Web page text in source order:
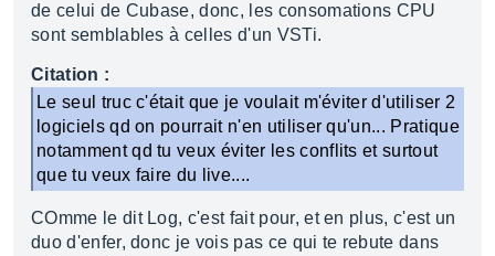
de celui de Cubase, donc, les consomations CPU
sont semblables à celles d'un VSTi.
Citation :
Le seul truc c'était que je voulait m'éviter d'utiliser 2
logiciels qd on pourrait n'en utiliser qu'un... Pratique
notamment qd tu veux éviter les conflits et surtout
que tu veux faire du live....
COmme le dit Log, c'est fait pour, et en plus, c'est un
duo d'enfer, donc je vois pas ce qui te rebute dans